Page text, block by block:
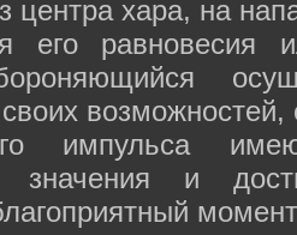
центра хара, на
его равновесия
импульса
значения и